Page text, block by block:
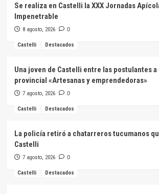
Se realiza en Castelli la XXX Jornadas
Impenetrable
8 agosto, 2026 0
Castelli Destacados
Una joven de Castelli entre las postulantes a
provincial «Artesanas y emprendedoras»
7 agosto, 2026 0
Castelli Destacados
La policía retiró a chatarreros tucumanos
Castelli
7 agosto, 2026 0
Castelli Destacados